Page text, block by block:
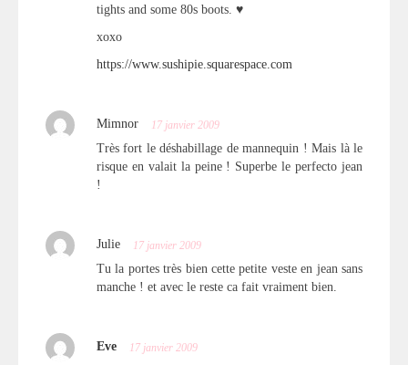
tights and some 80s boots. ♥
xoxo
https://www.sushipie.squarespace.com
Mimnor 17 janvier 2009
Très fort le déshabillage de mannequin ! Mais là le
risque en valait la peine ! Superbe le perfecto jean
!
Julie 17 janvier 2009
Tu la portes très bien cette petite veste en jean sans
manche ! et avec le reste ca fait vraiment bien.
Eve 17 janvier 2009